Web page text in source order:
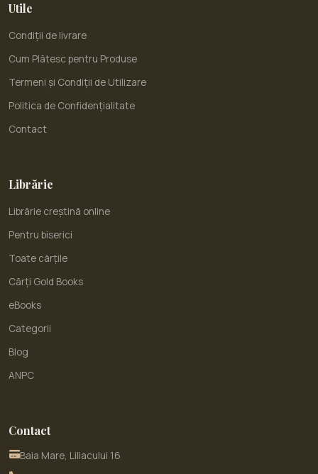
Utile
Condiții de livrare
Cum Plătesc pentru Produse
Termeni și Condiții de Utilizare
Politica de Confidențialitate
Contact
Librărie
Librărie creștină online
Pentru biserici
Toate cărțile
Cărți Gold Books
eBooks
Categorii
Blog
ANPC
Contact
Baia Mare, Liliacului 16